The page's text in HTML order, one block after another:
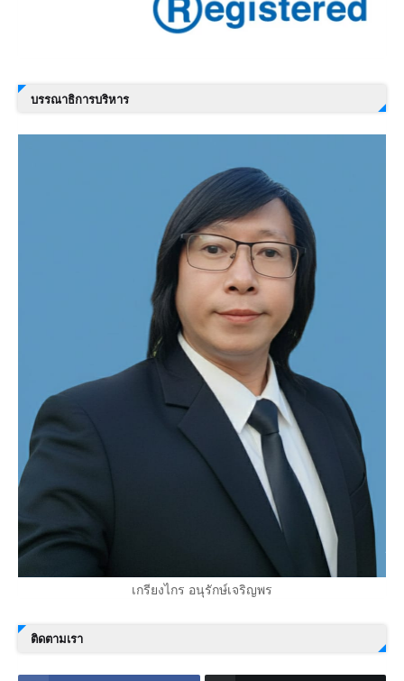
บรรณาธิการบริหาร
เกรียงไกร อนุรักษ์เจริญพร
ติดตามเรา